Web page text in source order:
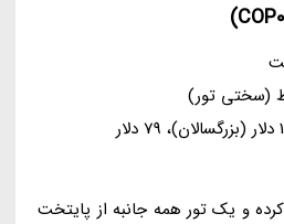
(سختی تور)
قیمت برای هر نفر: 105 دلار (بزرگسالان)، 79 دلار
و یک تور همه جانبه از پایتخت